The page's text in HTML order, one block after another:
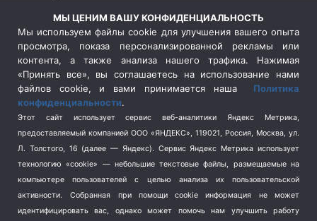
(510)
Сельское хозяйство (3)
Социальная политика
(3)
Спецоперация в Украине
Спецоперация на Украине
(404)
Спорт (740)
Терроризм (1)
Транспорт (262)
Туризм (178)
Флот (76)
МЫ ЦЕНИМ ВАШУ КОНФИДЕНЦИАЛЬНОСТЬ
Мы используем файлы cookie для улучшения вашего опыта
просмотра, показа персонализированной рекламы или
контента, а также анализа нашего трафика. Нажимая
«Принять все», вы соглашаетесь на использование нами
файлов cookie, и вами принимается наша Политика
конфиденциальности.
Этот сайт использует сервис веб-аналитики Яндекс Метрика,
предоставляемый компанией ООО «ЯНДЕКС», 119021, Россия, Москва, ул.
Л. Толстого, 16 (далее — Яндекс). Сервис Яндекс Метрика использует
технологию «cookie» — небольшие текстовые файлы, размещаемые на
компьютере пользователей с целью анализа их пользовательской
активности.
Собранная при помощи cookie информация не может
идентифицировать вас, однако может помочь нам улучшить работу